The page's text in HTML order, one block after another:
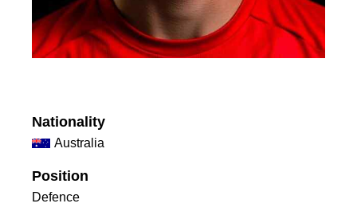
Nationality
Australia
Position
Defence